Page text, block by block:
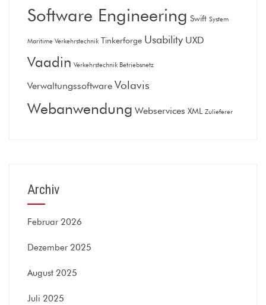
Software Engineering Swift System
Maritime Verkehrstechnik Tinkerforge Usability UXD
Vaadin Verkehrstechnik Betriebsnetz
Verwaltungssoftware Volavis
Webanwendung Webservices XML Zulieferer
Archiv
Februar 2026
Dezember 2025
August 2025
Juli 2025